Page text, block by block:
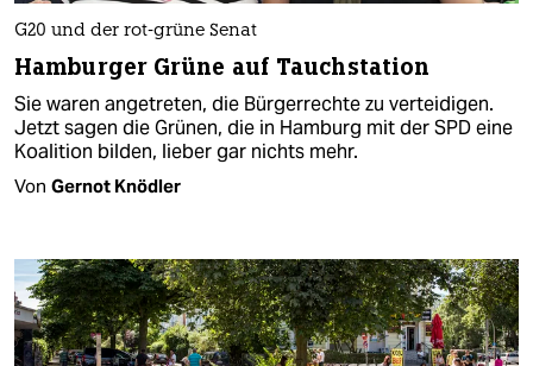
G20 und der rot-grüne Senat
Hamburger Grüne auf Tauchstation
Sie waren angetreten, die Bürgerrechte zu verteidigen.
Jetzt sagen die Grünen, die in Hamburg mit der SPD eine
Koalition bilden, lieber gar nichts mehr.
Von Gernot Knödler